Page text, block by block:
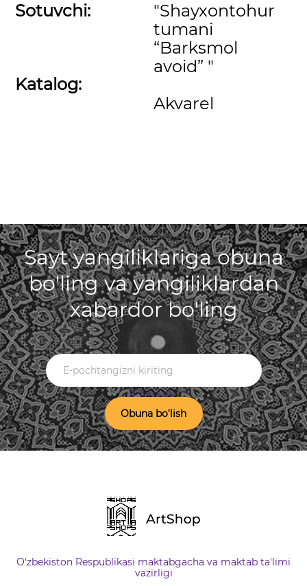
Sotuvchi:
Katalog:
"Shayxontohur
tumani
“Barksmol
avoid” "
Akvarel
Sayt yangiliklariga obuna
bo'ling va yangiliklardan
xabardor bo'ling
Obuna bo'lish
O‘zbekiston Respublikasi maktabgacha va maktab ta'limi
vazirligi